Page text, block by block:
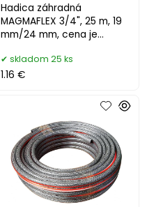
Hadica záhradná
MAGMAFLEX 3/4", 25 m, 19
mm/24 mm, cena je
skladom 25 ks
1.16 €